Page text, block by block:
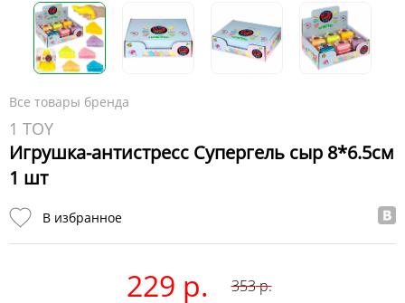
Все товары бренда
1 TOY
Игрушка-антистресс Супергель сыр 8*6.5см
1 шт
В избранное
229 р. 353р.